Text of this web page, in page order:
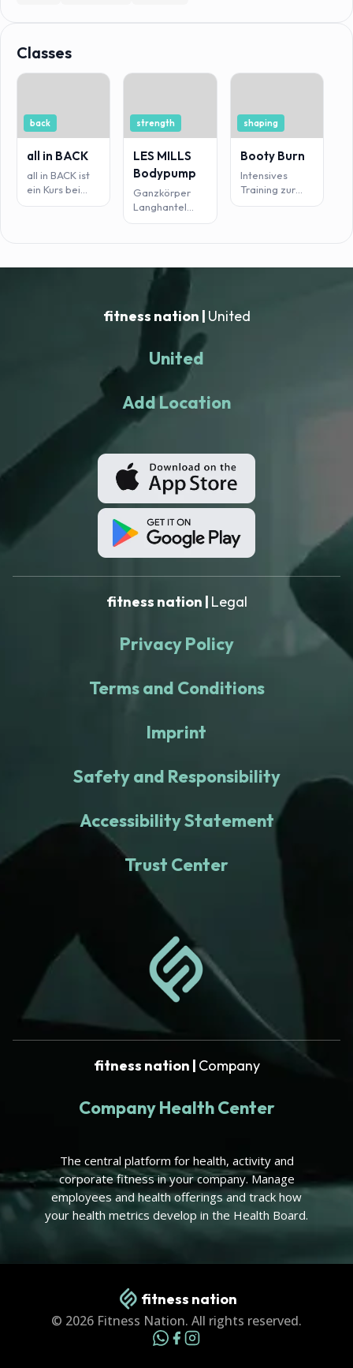
Classes
back
all in BACK
all in BACK ist
ein Kurs bei
dem alle
strength
LES MILLS
Bodypump
Ganzkörper
Langhantel
Workout mit
shaping
Booty Burn
Intensives
Training zur
Staffung der
fitness nation | United
United
Add Location
fitness nation | Legal
Privacy Policy
Terms and Conditions
Imprint
Safety and Responsibility
Accessibility Statement
Trust Center
fitness nation | Company
Company Health Center
The central platform for health, activity and
corporate fitness in your company. Manage
employees and health offerings and track how
your health metrics develop in the Health Board.
fitness nation
© 2026 Fitness Nation. All rights reserved.